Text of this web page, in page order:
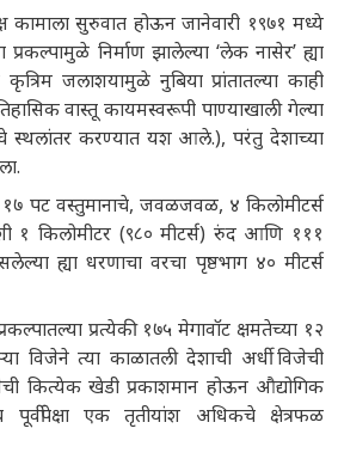
कामाला सुरुवात होऊन जानेवारी १९७१ मध्ये
प्रकल्पामुळे निर्माण झालेल्या ‘लेक नासेर’ ह्या
कृत्रिम जलाशयामुळे नुबिया प्रांतातल्या काही
वास्तू कायमस्वरूपी पाण्याखाली गेल्या
स्थलांतर करण्यात यश आले.), परंतु देशाच्या
१७ पट वस्तुमानाचे, जवळजवळ, ४ किलोमीटर्स
१ किलोमीटर (९८० मीटर्स) रुंद आणि १११
ह्या धरणाचा वरचा पृष्ठभाग ४० मीटर्स
प्रत्येकी १७५ मेगावॉट क्षमतेच्या १२
विजेने त्या काळातली देशाची अर्धी विजेची
कित्येक खेडी प्रकाशमान होऊन औद्योगिक
पूर्वीपेक्षा एक तृतीयांश अधिकचे क्षेत्रफळ